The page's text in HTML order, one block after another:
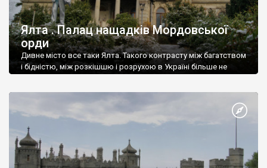
Ялта . Палац нащадків Мордовської
орди
Дивне місто все таки Ялта. Такого контрасту між багатством
і бідністю, між розкішшю і розрухою в Україні більше не